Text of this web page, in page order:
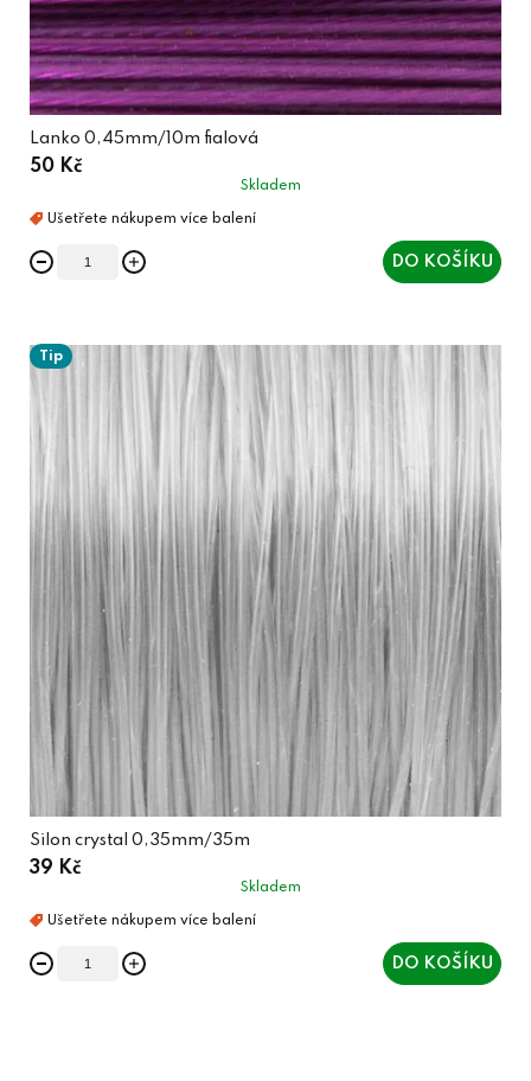
Lanko 0,45mm/10m fialová
50 Kč
Skladem
DO KOŠÍKU
Tip
Silon crystal 0,35mm/35m
39 Kč
Skladem
DO KOŠÍKU